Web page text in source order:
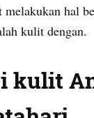
melakukan hal
kulit dengan.
kulit